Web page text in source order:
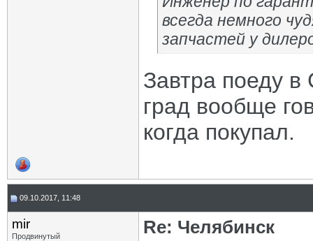
всегда немного
запчастей у
Завтра поеду в
град вообще
когда покупал.
09.10.2017, 11:48
mir
Продвинутый Re: Челябинск